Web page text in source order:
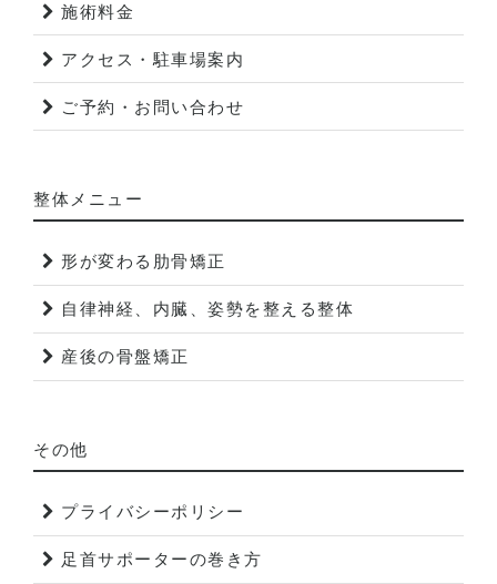
施術料金
アクセス・駐車場案内
ご予約・お問い合わせ
整体メニュー
形が変わる肋骨矯正
自律神経、内臓、姿勢を整える整体
産後の骨盤矯正
その他
プライバシーポリシー
足首サポーターの巻き方